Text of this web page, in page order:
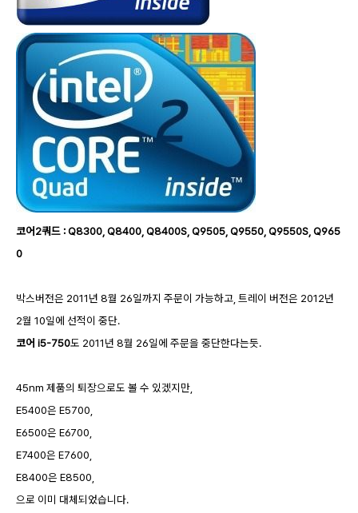
코어2쿼드 : Q8300, Q8400, Q8400S, Q9505, Q9550, Q9550S, Q965
0
박스버전은 2011년 8월 26일까지 주문이 가능하고, 트레이 버전은 2012년
2월 10일에 선적이 중단.
코어 i5-750도 2011년 8월 26일에 주문을 중단한다는듯.
45nm 제품의 퇴장으로도 볼 수 있겠지만,
E5400은 E5700,
E6500은 E6700,
E7400은 E7600,
E8400은 E8500,
으로 이미 대체되었습니다.